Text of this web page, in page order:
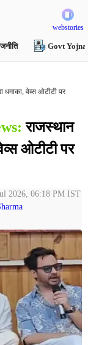
webstories
Govt Yojna
धमाका, वेव्स ओटीटी पर
राजस्थान
ओटीटी पर
2026, 06:18 PM IST